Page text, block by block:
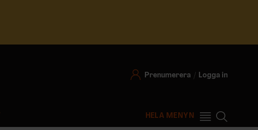
Prenumerera Logga in
HELA MENYN